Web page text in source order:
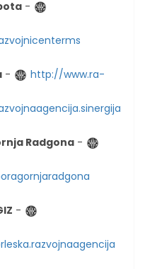
-
-
http://www.ra-
Radgona -
-